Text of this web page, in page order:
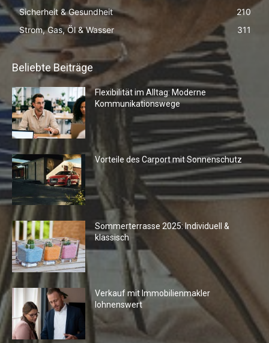
Sicherheit & Gesundheit
210
Strom, Gas, Öl & Wasser
311
Beliebte Beiträge
Flexibilität im Alltag: Moderne
Kommunikationswege
Vorteile des Carport mit Sonnenschutz
Sommerterrasse 2025: Individuell &
klassisch
Verkauf mit Immobilienmakler
lohnenswert